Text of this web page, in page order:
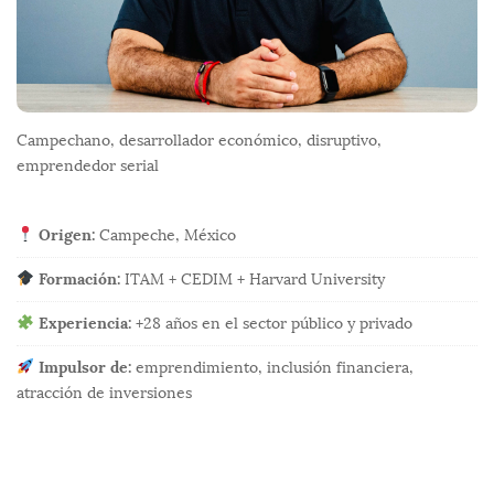
s
Campechano, desarrollador económico, disruptivo,
emprendedor serial
Origen:Campeche, México
Formación:ITAM + CEDIM + Harvard University
Experiencia:+28 años en el sector público y privado
Impulsor de:emprendimiento, inclusión financiera,
atracción de inversiones